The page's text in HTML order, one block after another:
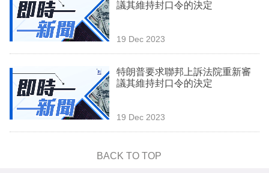
訂
閱
議其維持封口令的決定
19 Dec 2023
特朗普要求聯邦上訴法院重新審
議其維持封口令的決定
19 Dec 2023
BACK TO TOP